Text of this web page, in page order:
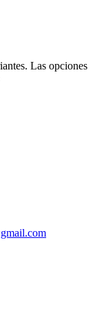
Las opciones